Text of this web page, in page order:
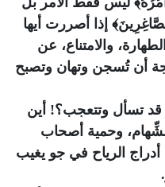
إذا أصررت أيها
والامتناع، عن
أن تُسجن وتهان وتصبح
قد تسأل وتتعجب؟! أين
وحمية أصحاب
الرياح في جو يغيب